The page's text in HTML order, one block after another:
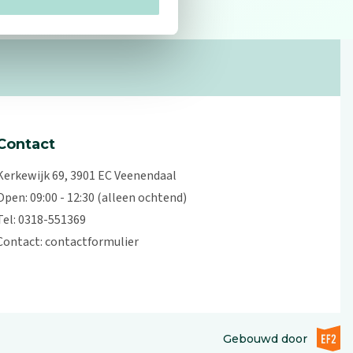
69, 3901 EC Veenendaal
09:00 - 12:30 (alleen ochtend)
0318-551369
contactformulier
Gebouwd doorEF2